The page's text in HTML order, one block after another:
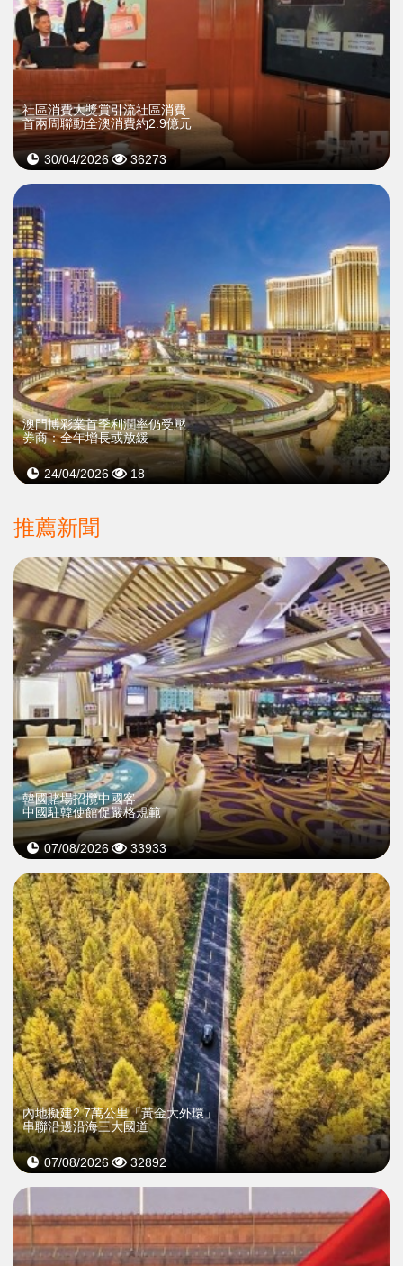
社區消費大獎賞引流社區消費
首兩周聯動全澳消費約2.9億元
30/04/2026 36273
澳門博彩業首季利潤率仍受壓
券商：全年增長或放緩
24/04/2026 18
推薦新聞
韓國賭場招攬中國客
中國駐韓使館促嚴格規範
07/08/2026 33933
內地擬建2.7萬公里「黃金大外環」
串聯沿邊沿海三大國道
07/08/2026 32892